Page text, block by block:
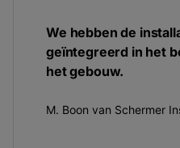
We hebben de
geïntegreerd in het
het gebouw.
M. Boon van Schermer